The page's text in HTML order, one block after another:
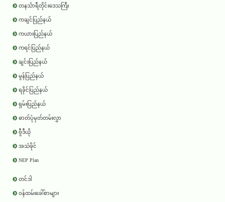
တနင်္သာရီတိုင်းဒေသကြီး
ကချင်ပြည်နယ်
ကယားပြည်နယ်
ကရင်ပြည်နယ်
ချင်းပြည်နယ်
မွန်ပြည်နယ်
ရခိုင်ပြည်နယ်
ရှမ်းပြည်နယ်
ဓာတ်ပုံမှတ်တမ်းလွှာ
ဗွီဒီယို
အသံဖိုင်
NEP Plan
တင်ဒါ
ဝန်ထမ်းခေါ်စာများ